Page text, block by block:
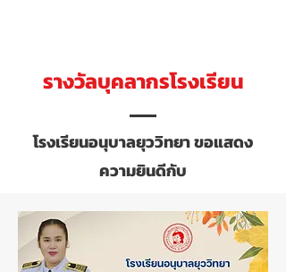
รางวัลบุคลากรโรงเรียน
โรงเรียนอนุบาลยุววิทยา ขอแสดง
ความยินดีกับ